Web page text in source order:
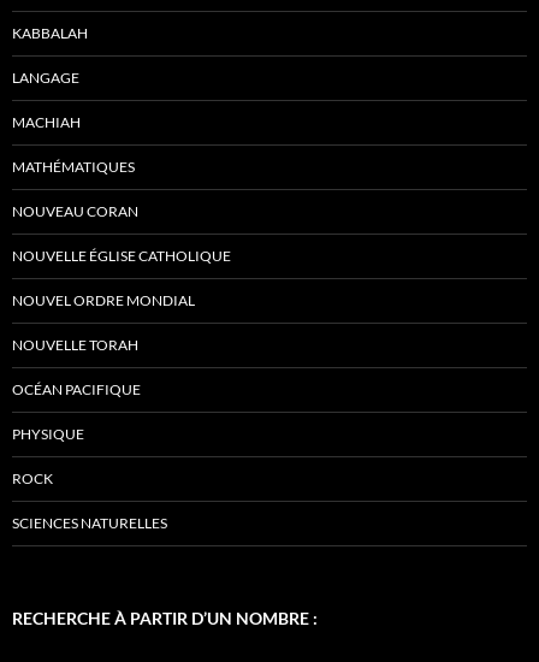
KABBALAH
LANGAGE
MACHIAH
MATHÉMATIQUES
NOUVEAU CORAN
NOUVELLE ÉGLISE CATHOLIQUE
NOUVEL ORDRE MONDIAL
NOUVELLE TORAH
OCÉAN PACIFIQUE
PHYSIQUE
ROCK
SCIENCES NATURELLES
RECHERCHE À PARTIR D’UN NOMBRE :